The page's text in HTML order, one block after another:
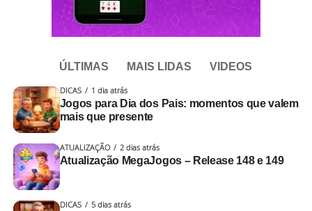
ÚLTIMAS MAIS LIDAS VIDEOS
DICAS 1 dia atrás
Jogos para Dia dos Pais: momentos que valem
mais que presente
ATUALIZAÇÃO 2 dias atrás
Atualização MegaJogos – Release 148 e 149
DICAS 5 dias atrás